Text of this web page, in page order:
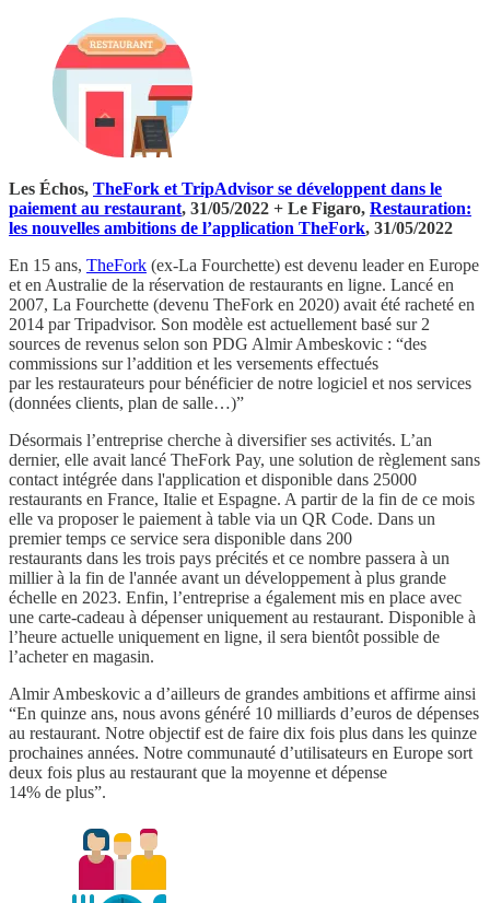
Les Échos, TheFork et TripAdvisor se développent dans le
paiement au restaurant, 31/05/2022 + Le Figaro, Restauration:
les nouvelles ambitions de l’application TheFork, 31/05/2022
En 15 ans, TheFork (ex-La Fourchette) est devenu leader en Europe
et en Australie de la réservation de restaurants en ligne. Lancé en
2007, La Fourchette (devenu TheFork en 2020) avait été racheté en
2014 par Tripadvisor. Son modèle est actuellement basé sur 2
sources de revenus selon son PDG Almir Ambeskovic : “des
commissions sur l’addition et les versements effectués
par les restaurateurs pour bénéficier de notre logiciel et nos services
(données clients, plan de salle…)”
Désormais l’entreprise cherche à diversifier ses activités. L’an
dernier, elle avait lancé TheFork Pay, une solution de règlement sans
contact intégrée dans l'application et disponible dans 25000
restaurants en France, Italie et Espagne. A partir de la fin de ce mois
elle va proposer le paiement à table via un QR Code. Dans un
premier temps ce service sera disponible dans 200
restaurants dans les trois pays précités et ce nombre passera à un
millier à la fin de l'année avant un développement à plus grande
échelle en 2023. Enfin, l’entreprise a également mis en place avec
une carte-cadeau à dépenser uniquement au restaurant. Disponible à
l’heure actuelle uniquement en ligne, il sera bientôt possible de
l’acheter en magasin.
Almir Ambeskovic a d’ailleurs de grandes ambitions et affirme ainsi
“En quinze ans, nous avons généré 10 milliards d’euros de dépenses
au restaurant. Notre objectif est de faire dix fois plus dans les quinze
prochaines années. Notre communauté d’utilisateurs en Europe sort
deux fois plus au restaurant que la moyenne et dépense
14% de plus”.